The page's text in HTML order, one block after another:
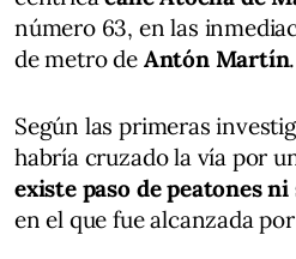
número 63, en las
de metro de Antón Martín.
Según las primeras
habría cruzado la vía por
existe paso de peatones
en el que fue alcanzada